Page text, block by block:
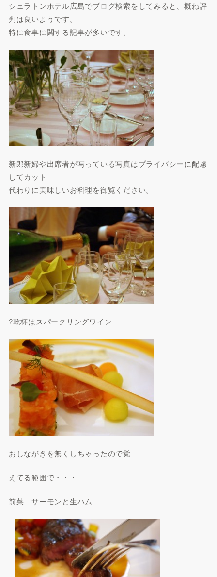
シェラトンホテル広島でブログ検索をしてみると、概ね評
判は良いようです。
特に食事に関する記事が多いです。
新郎新婦や出席者が写っている写真はプライバシーに配慮
してカット
代わりに美味しいお料理を御覧ください。
?乾杯はスパークリングワイン
おしながきを無くしちゃったので覚
えてる範囲で・・・
前菜 サーモンと生ハム